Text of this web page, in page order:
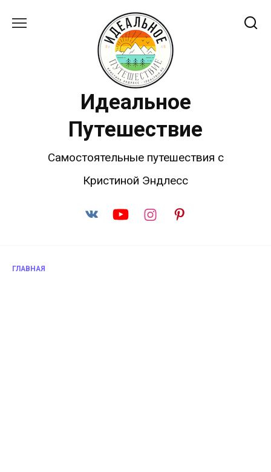
Идеальное
Путешествие
Самостоятельные путешествия с
Кристиной Эндлесс
ГЛАВНАЯ